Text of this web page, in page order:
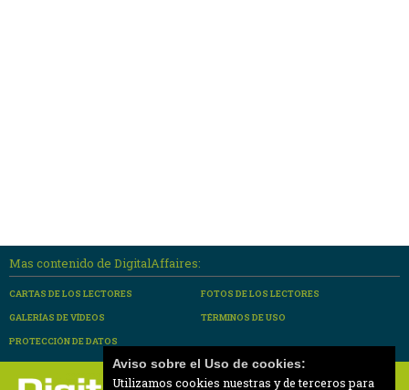
Mas contenido de DigitalAffaires:
CARTAS DE LOS LECTORES
FOTOS DE LOS LECTORES
GALERÍAS DE VÍDEOS
TÉRMINOS DE USO
PROTECCIÓN DE DATOS
Aviso sobre el Uso de cookies:
Utilizamos cookies nuestras y de terceros para